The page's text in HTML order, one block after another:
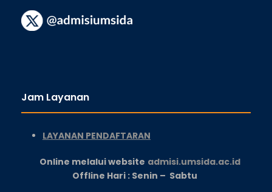
Jam Layanan
LAYANAN PENDAFTARAN
Online melalui website admisi.umsida.ac.id
Offline Hari : Senin – Sabtu